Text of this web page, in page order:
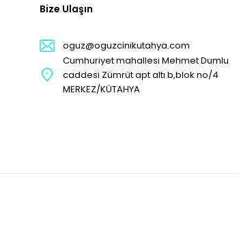
Bize Ulaşın
oguz@oguzcinikutahya.com
Cumhuriyet mahallesi Mehmet Dumlu
caddesi Zümrüt apt altı b,blok no/4
MERKEZ/KÜTAHYA